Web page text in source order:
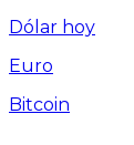
Dólar hoy
Euro
Bitcoin